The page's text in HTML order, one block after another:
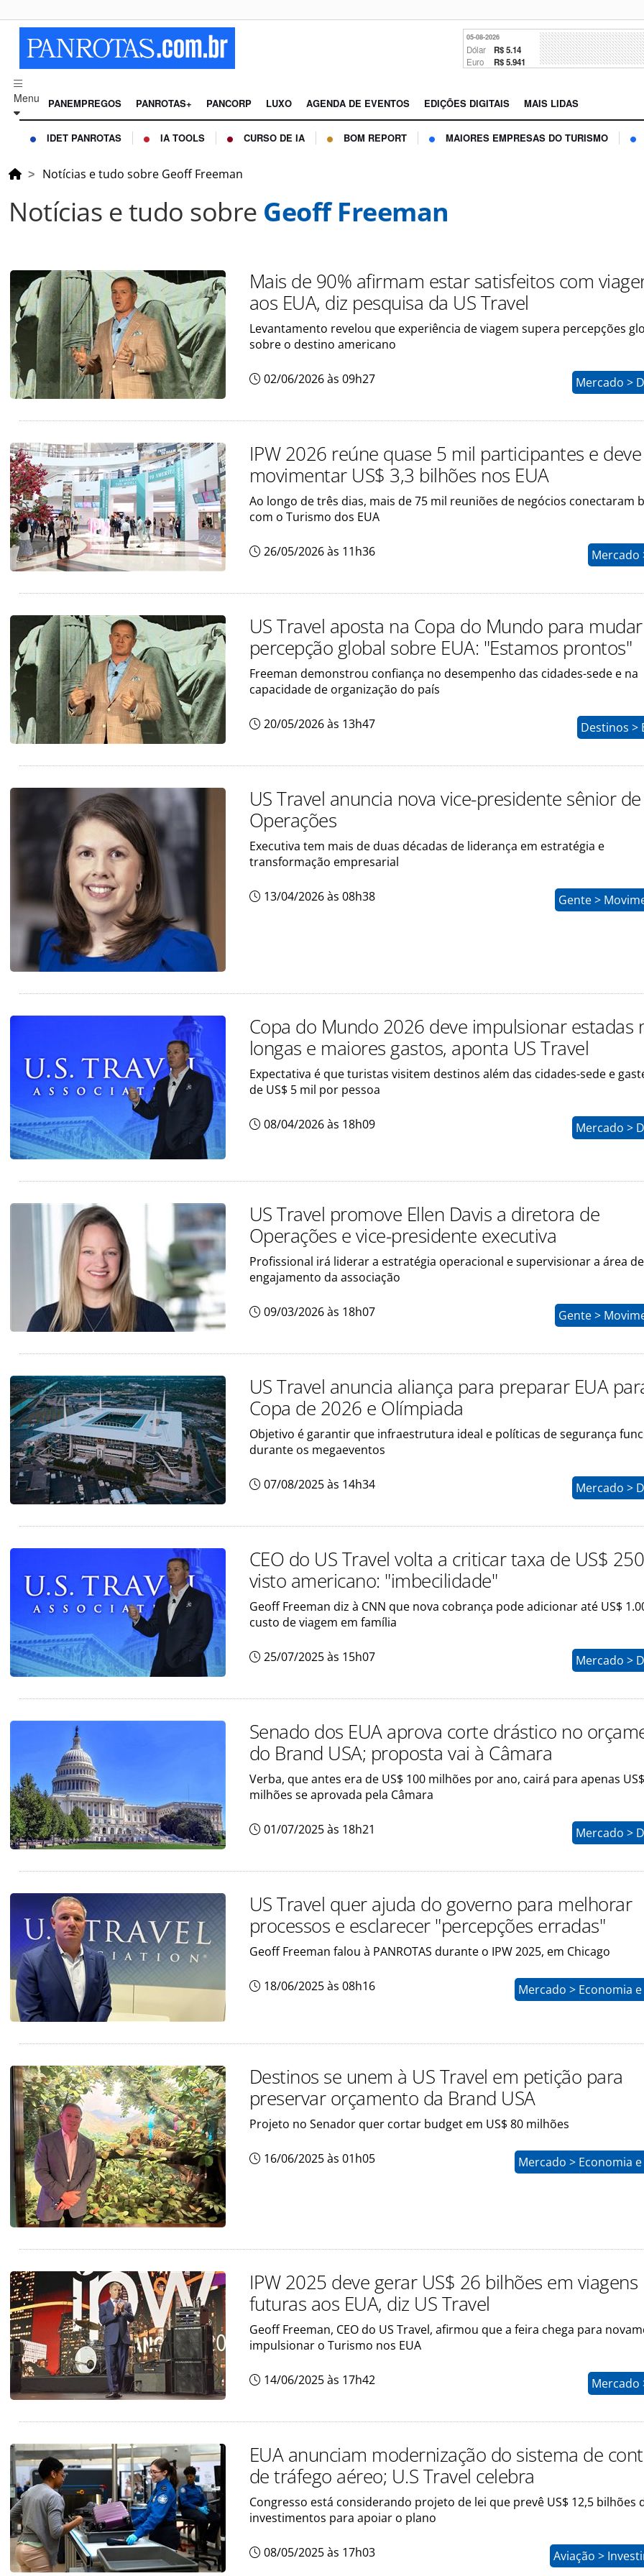
05-08-2026
Dólar R$ 5.14
Euro R$ 5.941
Menu PANEMPREGOS PANROTAS+ PANCORP LUXO AGENDA DE EVENTOS EDIÇÕES DIGITAIS MAIS LIDAS
IDET PANROTAS IA TOOLS CURSO DE IA BOM REPORT MAIORES EMPRESAS DO TURISMO
Notícias e tudo sobre Geoff Freeman
Notícias e tudo sobre Geoff Freeman
Mais de 90% afirmam estar satisfeitos com
aos EUA, diz pesquisa da US Travel
Levantamento revelou que experiência de viagem supera percepções
sobre o destino americano
02/06/2026 às 09h27 Mercado >
IPW 2026 reúne quase 5 mil participantes e deve
movimentar US$ 3,3 bilhões nos EUA
Ao longo de três dias, mais de 75 mil reuniões de negócios conectaram
com o Turismo dos EUA
26/05/2026 às 11h36 Mercado
US Travel aposta na Copa do Mundo para mudar
percepção global sobre EUA: "Estamos prontos"
Freeman demonstrou confiança no desempenho das cidades-sede e na
capacidade de organização do país
20/05/2026 às 13h47 Destinos >
US Travel anuncia nova vice-presidente sênior de
Operações
Executiva tem mais de duas décadas de liderança em estratégia e
transformação empresarial
13/04/2026 às 08h38 Gente >
Copa do Mundo 2026 deve impulsionar estadas
longas e maiores gastos, aponta US Travel
Expectativa é que turistas visitem destinos além das cidades-sede e
de US$ 5 mil por pessoa
08/04/2026 às 18h09 Mercado >
US Travel promove Ellen Davis a diretora de
Operações e vice-presidente executiva
Profissional irá liderar a estratégia operacional e supervisionar a área de
engajamento da associação
09/03/2026 às 18h07 Gente >
US Travel anuncia aliança para preparar EUA
Copa de 2026 e Olímpiada
Objetivo é garantir que infraestrutura ideal e políticas de segurança
durante os megaeventos
07/08/2025 às 14h34 Mercado >
CEO do US Travel volta a criticar taxa de US$
visto americano: "imbecilidade"
Geoff Freeman diz à CNN que nova cobrança pode adicionar até US$
custo de viagem em família
25/07/2025 às 15h07 Mercado >
Senado dos EUA aprova corte drástico no
do Brand USA; proposta vai à Câmara
Verba, que antes era de US$ 100 milhões por ano, cairá para apenas
milhões se aprovada pela Câmara
01/07/2025 às 18h21 Mercado >
US Travel quer ajuda do governo para melhorar
processos e esclarecer "percepções erradas"
Geoff Freeman falou à PANROTAS durante o IPW 2025, em Chicago
18/06/2025 às 08h16 Mercado > Economia
Destinos se unem à US Travel em petição para
preservar orçamento da Brand USA
Projeto no Senador quer cortar budget em US$ 80 milhões
16/06/2025 às 01h05 Mercado > Economia
IPW 2025 deve gerar US$ 26 bilhões em viagens
futuras aos EUA, diz US Travel
Geoff Freeman, CEO do US Travel, afirmou que a feira chega para
impulsionar o Turismo nos EUA
14/06/2025 às 17h42 Mercado
EUA anunciam modernização do sistema de
de tráfego aéreo; U.S Travel celebra
Congresso está considerando projeto de lei que prevê US$ 12,5 bilhões
investimentos para apoiar o plano
08/05/2025 às 17h03 Aviação >